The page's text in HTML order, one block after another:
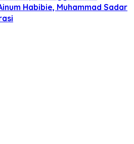
Habibie, Muhammad Sadar